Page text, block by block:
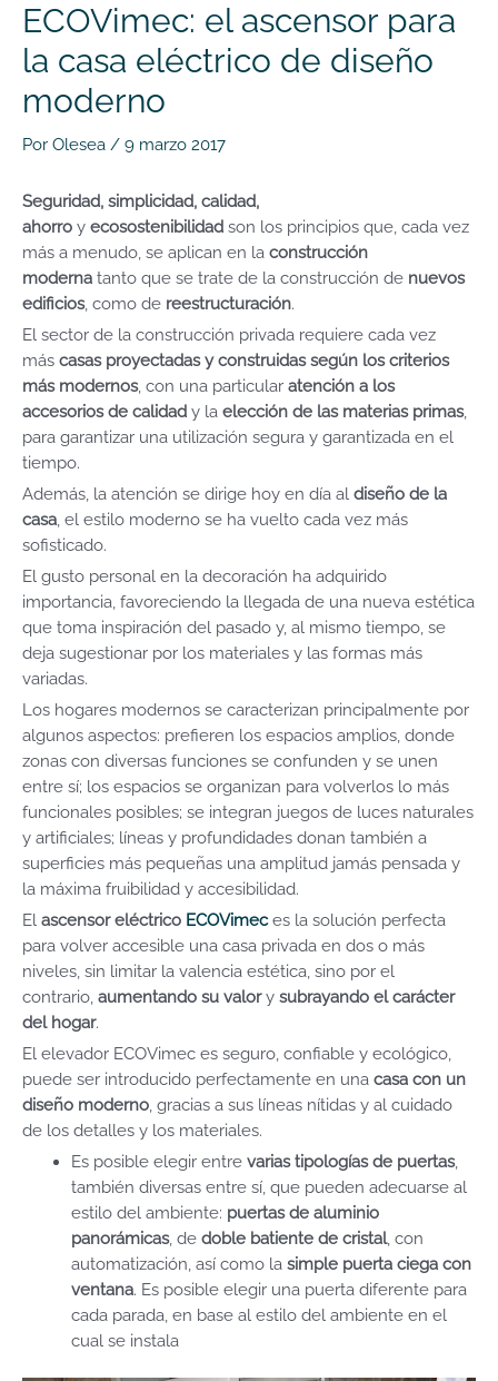
ECOVimec: el ascensor para
la casa eléctrico de diseño
moderno
Por Olesea / 9 marzo 2017
Seguridad, simplicidad, calidad,
ahorro y ecosostenibilidad son los principios que, cada vez
más a menudo, se aplican en la construcción
moderna tanto que se trate de la construcción de nuevos
edificios, como de reestructuración.
El sector de la construcción privada requiere cada vez
más casas proyectadas y construidas según los criterios
más modernos, con una particular atención a los
accesorios de calidad y la elección de las materias primas,
para garantizar una utilización segura y garantizada en el
tiempo.
Además, la atención se dirige hoy en día al diseño de la
casa , el estilo moderno se ha vuelto cada vez más
sofisticado.
El gusto personal en la decoración ha adquirido
importancia, favoreciendo la llegada de una nueva estética
que toma inspiración del pasado y, al mismo tiempo, se
deja sugestionar por los materiales y las formas más
variadas.
Los hogares modernos se caracterizan principalmente por
algunos aspectos: prefieren los espacios amplios, donde
zonas con diversas funciones se confunden y se unen
entre sí; los espacios se organizan para volverlos lo más
funcionales posibles; se integran juegos de luces naturales
y artificiales; líneas y profundidades donan también a
superficies más pequeñas una amplitud jamás pensada y
la máxima fruibilidad y accesibilidad.
El ascensor eléctrico ECOVimeces la solución perfecta
para volver accesible una casa privada en dos o más
niveles, sin limitar la valencia estética, sino por el
contrario, aumentando su valory subrayando el carácter
del hogar.
El elevador ECOVimec es seguro, confiable y ecológico,
puede ser introducido perfectamente en una casa con un
diseño moderno , gracias a sus líneas nítidas y al cuidado
de los detalles y los materiales.
Es posible elegir entre varias tipologías de puertas,
también diversas entre sí, que pueden adecuarse al
estilo del ambiente: puertas de aluminio
panorámicas, de doble batiente de cristal, con
automatización, así como la simple puerta ciega con
ventana. Es posible elegir una puerta diferente para
cada parada, en base al estilo del ambiente en el
cual se instala